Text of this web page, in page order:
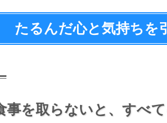
たるんだ心と気持ちを
事を取らないと、 すべ